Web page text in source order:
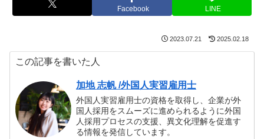
Facebook LINE
2023.07.21 2025.02.18
この記事を書いた人
加地 志帆 /外国人実習雇用士
外国人実習雇用士の資格を取得し、企業が外
国人採用をスムーズに進められるように外国
人採用プロセスの支援、異文化理解を促進す
る情報を発信しています。